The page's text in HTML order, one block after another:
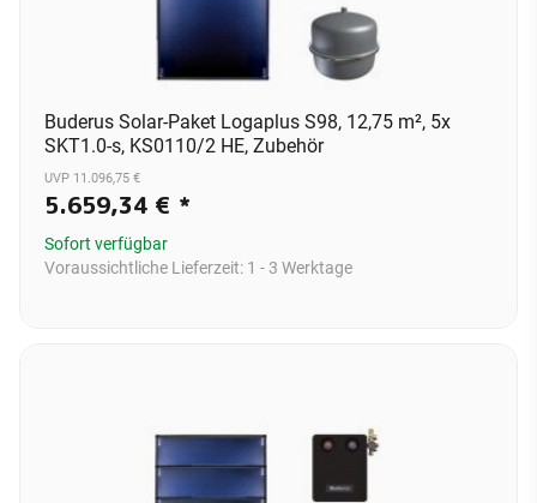
Buderus Solar-Paket Logaplus S98, 12,75 m², 5x
SKT1.0-s, KS0110/2 HE, Zubehör
UVP 11.096,75 €
5.659,34 € *
Sofort verfügbar
Voraussichtliche Lieferzeit: 1 - 3 Werktage